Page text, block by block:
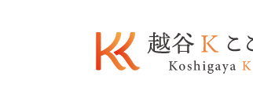
越谷Kこころのクリニック